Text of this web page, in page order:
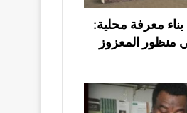
معرفة محلية:
منظور المعزوز